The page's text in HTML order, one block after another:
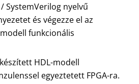
SystemVerilog nyelvű
és végezze el az
funkcionális
HDL-modell
egyeztetett FPGA-ra.